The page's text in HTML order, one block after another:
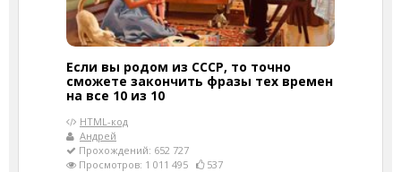
Если вы родом из СССР, то точно
сможете закончить фразы тех времен
на все 10 из 10
HTML-код
Андрей
Прохождений: 652 727
Просмотров: 1 011 495
537